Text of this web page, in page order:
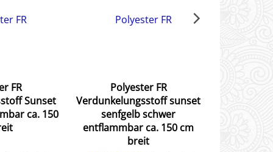
FR
Sunset
ca. 150
Polyester FR
Verdunkelungsstoff sunset
senfgelb schwer
entflammbar ca. 150 cm
breit